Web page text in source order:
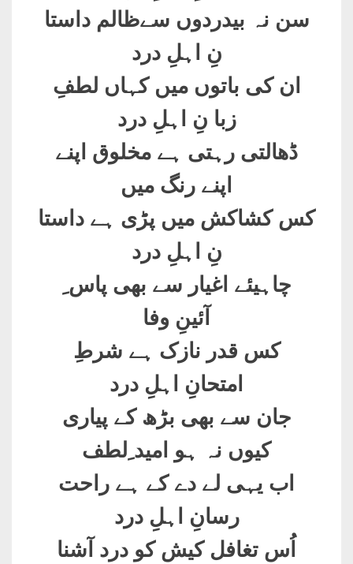
سن نہ بیدردوں سےظالم داستا
نِ اہلِ درد
ان کی باتوں میں کہاں لطفِ
زبا نِ اہلِ درد
ڈھالتی رہتی ہے مخلوق اپنے
اپنے رنگ میں
کس کشاکش میں پڑی ہے داستا
نِ اہلِ درد
چاہیئے اغیار سے بھی پاس ِ
آئینِ وفا
کس قدر نازک ہے شرطِ
امتحانِ اہلِ درد
جان سے بھی بڑھ کے پیاری
کیوں نہ ہو امید ِلطف
اب یہی لے دے کے ہے راحت
رسانِ اہلِ درد
اُس تغافل کیش کو درد آشنا